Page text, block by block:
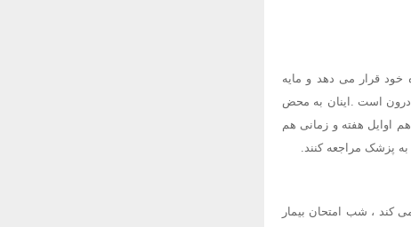
قرار می دهد و مایه
است .اینان به محض
اوایل هفته و زمانی هم
به پزشک مراجعه کنند.
کند ، شب امتحان بیمار